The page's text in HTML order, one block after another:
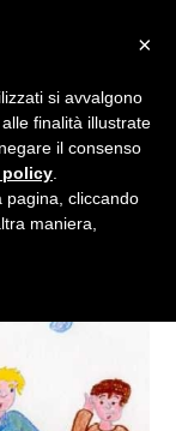
×
si avvalgono
finalità illustrate
il consenso
pagina, cliccando
maniera,